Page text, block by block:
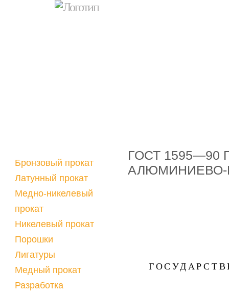
Бронзовый прокат
Латунный прокат
Медно-никелевый
прокат
Никелевый прокат
Порошки
Лигатуры
Медный прокат
Разработка
ГОСТ
АЛЮМИНИЕВО-